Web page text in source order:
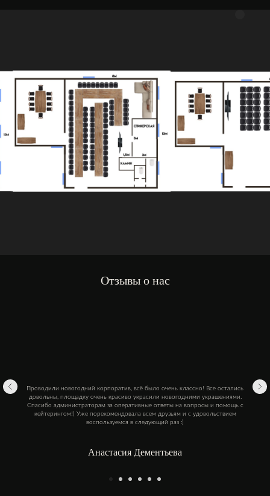
Отзывы о нас
Проводили новогодний корпоратив, всё было очень классно! Все остались
довольны, площадку очень красиво украсили новогодними украшениями.
Спасибо администраторам за оперативные ответы на вопросы и помощь с
кейтерингом!) Уже порекомендовала всем друзьям и с удовольствием
воспользуемся в следующий раз :)
Анастасия Дементьева